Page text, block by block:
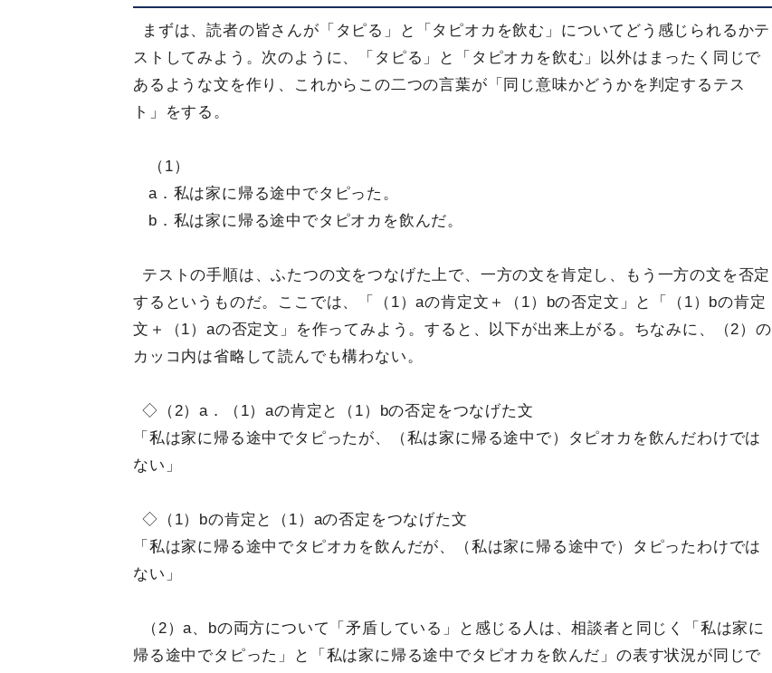
まずは、読者の皆さんが「タピる」と「タピオカを飲む」についてどう感じられるかテ
ストしてみよう。次のように、「タピる」と「タピオカを飲む」以外はまったく同じで
あるような文を作り、これからこの二つの言葉が「同じ意味かどうかを判定するテス
ト」をする。
（1）
a．私は家に帰る途中でタピった。
b．私は家に帰る途中でタピオカを飲んだ。
テストの手順は、ふたつの文をつなげた上で、一方の文を肯定し、もう一方の文を否定
するというものだ。ここでは、「（1）aの肯定文＋（1）bの否定文」と「（1）bの肯定
文＋（1）aの否定文」を作ってみよう。すると、以下が出来上がる。ちなみに、（2）の
カッコ内は省略して読んでも構わない。
◇（2）a．（1）aの肯定と（1）bの否定をつなげた文
「私は家に帰る途中でタピったが、（私は家に帰る途中で）タピオカを飲んだわけでは
ない」
◇（1）bの肯定と（1）aの否定をつなげた文
「私は家に帰る途中でタピオカを飲んだが、（私は家に帰る途中で）タピったわけでは
ない」
（2）a、bの両方について「矛盾している」と感じる人は、相談者と同じく「私は家に
帰る途中でタピった」と「私は家に帰る途中でタピオカを飲んだ」の表す状況が同じで